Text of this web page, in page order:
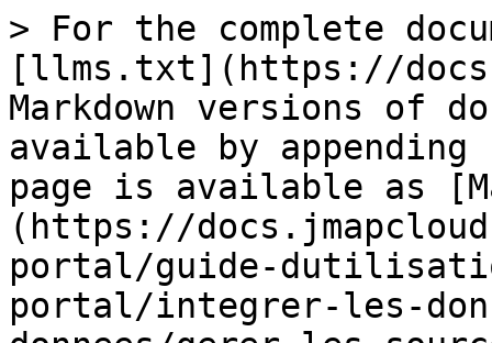
> For the complete
[llms.txt](https://
Markdown versions of
available by
page is available as
(https://
portal/guide-
portal/integrer-les-